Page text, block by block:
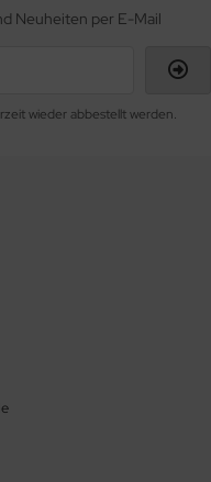
Neuheiten per E-Mail
wieder abbestellt werden.